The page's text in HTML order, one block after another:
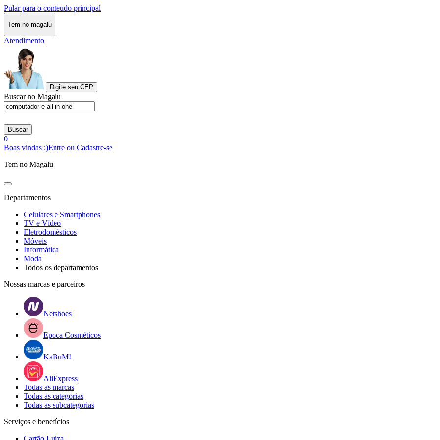
Pular para o conteudo principal
Tem no magalu
Atendimento
Digite seu CEP
Buscar no Magalu
Buscar
0
Boas vindas :)Entre ou Cadastre-se
Tem no Magalu
Departamentos
Celulares e Smartphones
TV e Vídeo
Eletrodomésticos
Móveis
Informática
Moda
Todos os departamentos
Nossas marcas e parceiros
Netshoes
Epoca Cosméticos
KaBuM!
AliExpress
Todas as marcas
Todas as categorias
Todas as subcategorias
Serviços e benefícios
Cartão Luiza